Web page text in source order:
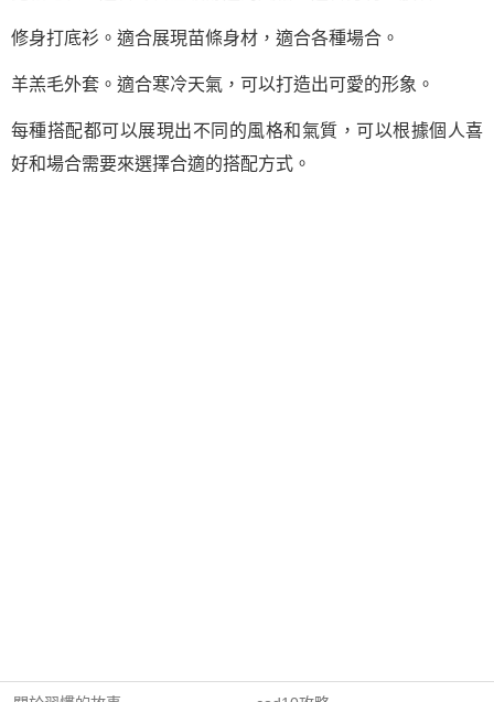
修身打底衫。適合展現苗條身材，適合各種場合。
羊羔毛外套。適合寒冷天氣，可以打造出可愛的形象。
每種搭配都可以展現出不同的風格和氣質，可以根據個人喜
好和場合需要來選擇合適的搭配方式。